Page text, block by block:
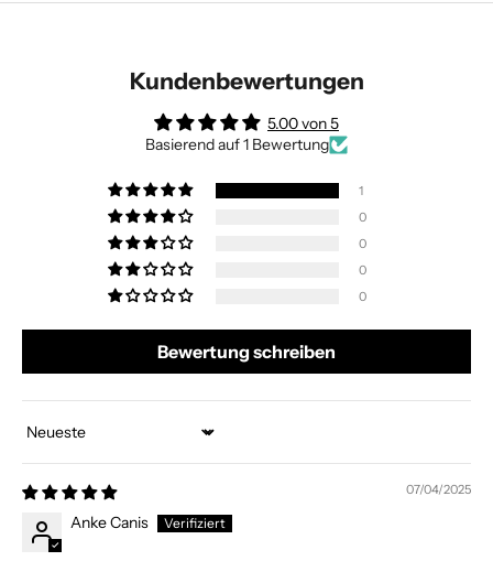
Kundenbewertungen
5.00 von 5
Basierend auf 1 Bewertung
1
0
0
0
0
Bewertung schreiben
Sort by
07/04/2025
Anke Canis